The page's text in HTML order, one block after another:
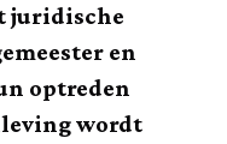
juridische
en
optreden
wordt